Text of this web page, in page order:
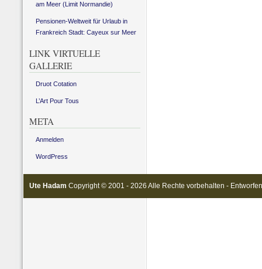
am Meer (Limit Normandie)
Pensionen-Weltweit für Urlaub in
Frankreich Stadt: Cayeux sur Meer
LINK VIRTUELLE
GALLERIE
Druot Cotation
L’Art Pour Tous
META
Anmelden
WordPress
Ute Hadam Copyright © 2001 - 2026 Alle Rechte vorbehalten -